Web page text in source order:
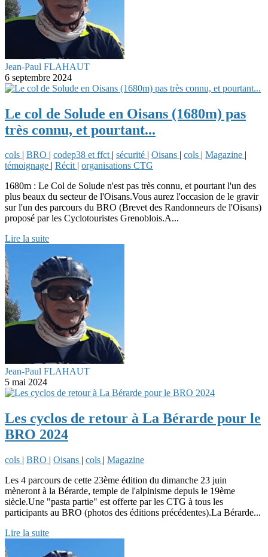
Jean-Paul FLAHAUT
6 septembre 2024
Le col de Solude en Oisans (1680m) pas
très connu, et pourtant...
cols | BRO | codep38 et ffct | sécurité | Oisans | cols | Magazine |
témoignage | Récit | organisations CTG
1680m : Le Col de Solude n'est pas très connu, et pourtant l'un des
plus beaux du secteur de l'Oisans.Vous aurez l'occasion de le gravir
sur l'un des parcours du BRO (Brevet des Randonneurs de l'Oisans)
proposé par les Cyclotouristes Grenoblois.A...
Lire la suite
Jean-Paul FLAHAUT
5 mai 2024
Les cyclos de retour à La Bérarde pour le
BRO 2024
cols | BRO | Oisans | cols | Magazine
Les 4 parcours de cette 23ème édition du dimanche 23 juin
mèneront à la Bérarde, temple de l'alpinisme depuis le 19ème
siècle.Une "pasta partie" est offerte par les CTG à tous les
participants au BRO (photos des éditions précédentes).La Bérarde...
Lire la suite